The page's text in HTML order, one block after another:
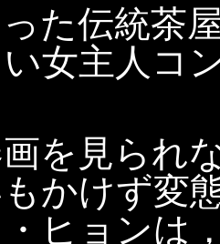
た伝統茶
女主人コ
を見られ
かけず変
ヒョンは